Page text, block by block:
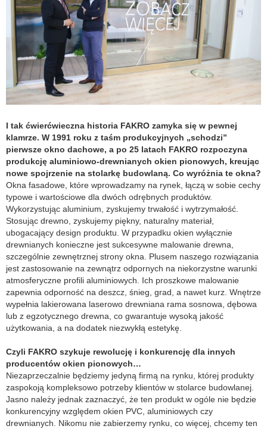
I tak ćwierćwieczna historia FAKRO zamyka się w pewnej
klamrze. W 1991 roku z taśm produkcyjnych „schodzi”
pierwsze okno dachowe, a po 25 latach FAKRO rozpoczyna
produkcję aluminiowo-drewnianych okien pionowych, kreując
nowe spojrzenie na stolarkę budowlaną. Co wyróżnia te okna?
Okna fasadowe, które wprowadzamy na rynek, łączą w sobie cechy
typowe i wartościowe dla dwóch odrębnych produktów.
Wykorzystując aluminium, zyskujemy trwałość i wytrzymałość.
Stosując drewno, zyskujemy piękny, naturalny materiał,
ubogacający design produktu. W przypadku okien wyłącznie
drewnianych konieczne jest sukcesywne malowanie drewna,
szczególnie zewnętrznej strony okna. Plusem naszego rozwiązania
jest zastosowanie na zewnątrz odpornych na niekorzystne warunki
atmosferyczne profili aluminiowych. Ich proszkowe malowanie
zapewnia odporność na deszcz, śnieg, grad, a nawet kurz. Wnętrze
wypełnia lakierowana laserowo drewniana rama sosnowa, dębowa
lub z egzotycznego drewna, co gwarantuje wysoką jakość
użytkowania, a na dodatek niezwykłą estetykę.
Czyli FAKRO szykuje rewolucję i konkurencję dla innych
producentów okien pionowych…
Niezaprzeczalnie będziemy jedyną firmą na rynku, której produkty
zaspokoją kompleksowo potrzeby klientów w stolarce budowlanej.
Jasno należy jednak zaznaczyć, że ten produkt w ogóle nie będzie
konkurencyjny względem okien PVC, aluminiowych czy
drewnianych. Nikomu nie zabierzemy rynku, co więcej, chcemy ten